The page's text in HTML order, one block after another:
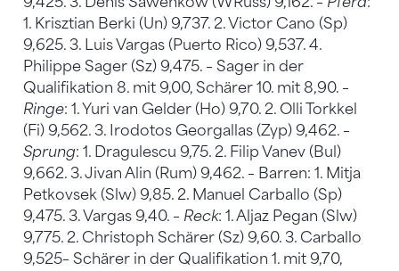
1. Krisztian Berki (Un) 9,737. 2. Victor Cano (Sp)
9,625. 3. Luis Vargas (Puerto Rico) 9,537. 4.
Philippe Sager (Sz) 9,475. – Sager in der
Qualifikation 8. mit 9,00, Schärer 10. mit 8,90. –
Ringe: 1. Yuri van Gelder (Ho) 9,70. 2. Olli Torkkel
(Fi) 9,562. 3. Irodotos Georgallas (Zyp) 9,462. –
Sprung: 1. Dragulescu 9,75. 2. Filip Vanev (Bul)
9,662. 3. Jivan Alin (Rum) 9,462. – Barren: 1. Mitja
Petkovsek (Slw) 9,85. 2. Manuel Carballo (Sp)
9,475. 3. Vargas 9,40. – Reck: 1. Aljaz Pegan (Slw)
9,775. 2. Christoph Schärer (Sz) 9,60. 3. Carballo
9,525– Schärer in der Qualifikation 1. mit 9,70,